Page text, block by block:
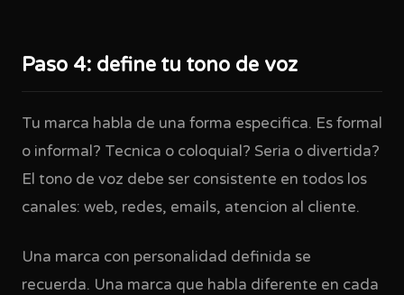
Paso 4: define tu tono de voz
Tu marca habla de una forma especifica. Es formal
o informal? Tecnica o coloquial? Seria o divertida?
El tono de voz debe ser consistente en todos los
canales: web, redes, emails, atencion al cliente.
Una marca con personalidad definida se
recuerda. Una marca que habla diferente en cada